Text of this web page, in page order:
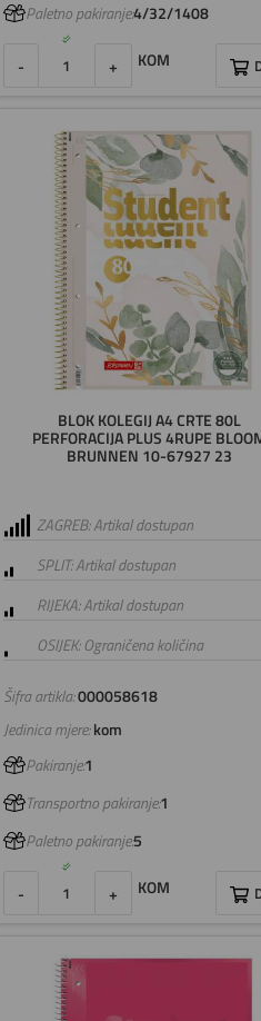
Paletno pakiranje:4/32/1408
- + KOM
BLOK KOLEGIJ A4 CRTE 80L
PERFORACIJA PLUS 4RUPE
BRUNNEN 10-67927 23
Šifra artikla:000058618
ZAGREB: Artikal dostupan
SPLIT: Artikal dostupan
RIJEKA: Artikal dostupan
OSIJEK: Ograničena količina
Jedinica mjere: kom
Pakiranje:1
Transportno pakiranje:1
Paletno pakiranje:5
- + KOM